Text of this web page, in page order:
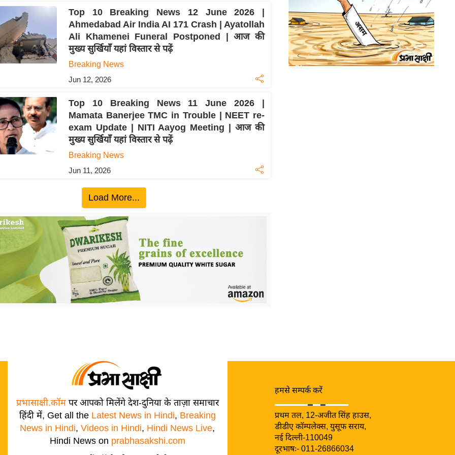
Top 10 Breaking News 12 June 2026 |
Ahmedabad Air India AI 171 Crash | Ayatollah
Ali Khamenei Funeral Postponed | आज की
मुख्य सुर्खियाँ यहां विस्तार से पढ़ें
Breaking News
Jun 12, 2026
Top 10 Breaking News 11 June 2026 |
Mamata Banerjee TMC in Trouble | NEET re-
exam Update | NITI Aayog Meeting | आज की
मुख्य सुर्खियाँ यहां विस्तार से पढ़ें
Breaking News
Jun 11, 2026
Load More...
प्रभासाक्षी.कॉमपर आपको मिलेंगे देश-दुनिया के ताज़ा समाचार
हिंदी में, Get all the Latest News in Hindi, Breaking
News in Hindi,Videos in Hindi, Hindi News Live,
Hindi News on prabhasakshi.com
हमसे सम्पर्क करें
प्रथम तल, 12-अजीत सिंह हाउस,
डीडीए कॉम्पलेक्स, युसूफ सराय,
नई दिल्ली-110049
दूरभाषः- 011-26866034